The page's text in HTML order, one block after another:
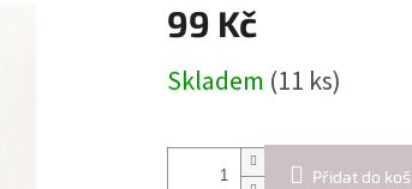
99 Kč
cena:
Skladem (11 ks)
Přidat do